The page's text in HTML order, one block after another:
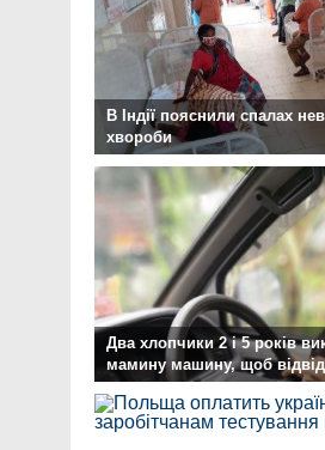
В Індії пояснили спалах
хвороби
Два хлопчики 2 і 5 років
мамину машину, щоб